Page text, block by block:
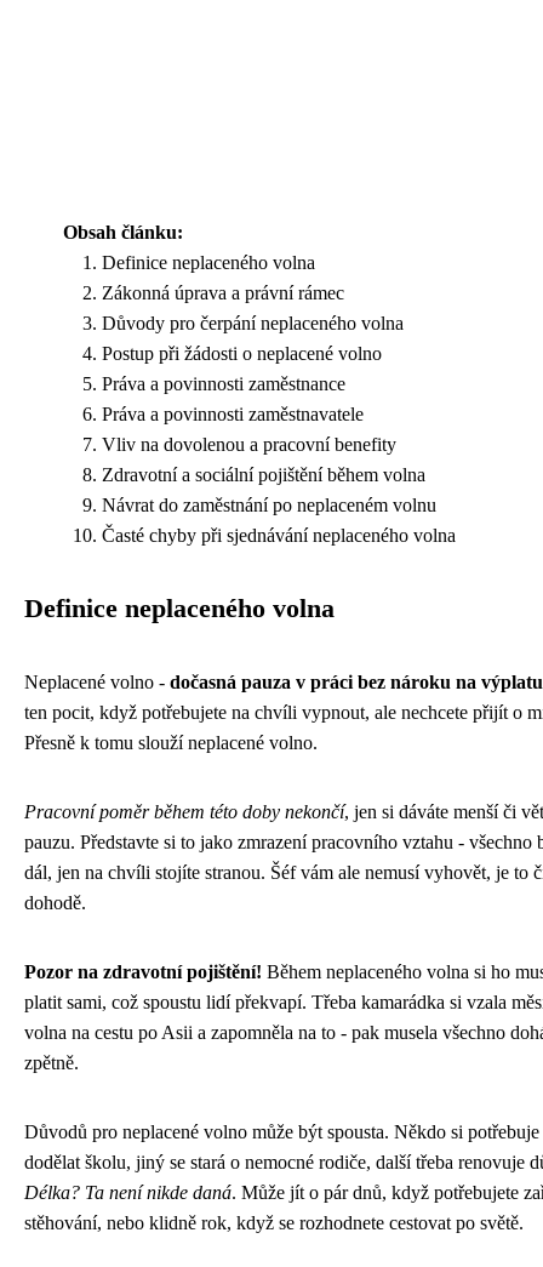
Obsah článku:
Definice neplaceného volna
Zákonná úprava a právní rámec
Důvody pro čerpání neplaceného volna
Postup při žádosti o neplacené volno
Práva a povinnosti zaměstnance
Práva a povinnosti zaměstnavatele
Vliv na dovolenou a pracovní benefity
Zdravotní a sociální pojištění během volna
Návrat do zaměstnání po neplaceném volnu
Časté chyby při sjednávání neplaceného volna
Definice neplaceného volna
Neplacené volno - dočasná pauza v práci bez nároku na výplatu
ten pocit, když potřebujete na chvíli vypnout, ale nechcete přijít o
Přesně k tomu slouží neplacené volno.
Pracovní poměr během této doby nekončí, jen si dáváte menší či
pauzu. Představte si to jako zmrazení pracovního vztahu - všechno
dál, jen na chvíli stojíte stranou. Šéf vám ale nemusí vyhovět, je to
dohodě.
Pozor na zdravotní pojištění! Během neplaceného volna si ho
platit sami, což spoustu lidí překvapí. Třeba kamarádka si vzala
volna na cestu po Asii a zapomněla na to - pak musela všechno
zpětně.
Důvodů pro neplacené volno může být spousta. Někdo si potřebuje
dodělat školu, jiný se stará o nemocné rodiče, další třeba renovuje
Délka? Ta není nikde daná. Může jít o pár dnů, když potřebujete
stěhování, nebo klidně rok, když se rozhodnete cestovat po světě.